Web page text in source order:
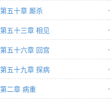
第五十章 厮杀
第五十三章 相见
第五十六章 回宫
第五十九章 探病
第二章 病重